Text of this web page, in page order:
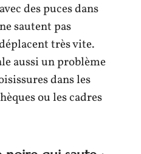
des puces dans
sautent pas
très vite.
aussi un problème
dans les
ou les cadres